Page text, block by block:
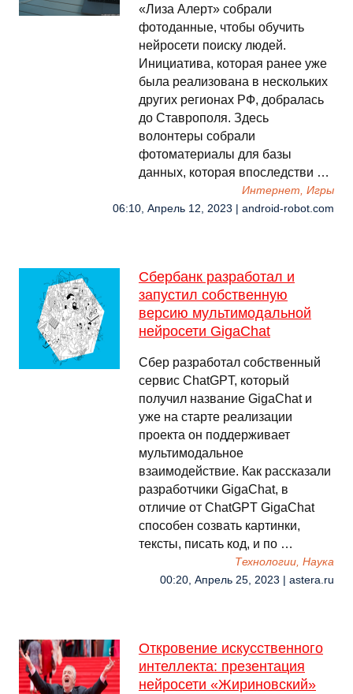
«Лиза Алерт» собрали
фотоданные, чтобы обучить
нейросети поиску людей.
Инициатива, которая ранее уже
была реализована в нескольких
других регионах РФ, добралась
до Ставрополя. Здесь
волонтеры собрали
фотоматериалы для базы
данных, которая впоследстви …
Интернет, Игры
06:10, Апрель 12, 2023 | android-robot.com
Сбербанк разработал и
запустил собственную
версию мультимодальной
нейросети GigaChat
Сбер разработал собственный
сервис ChatGPT, который
получил название GigaChat и
уже на старте реализации
проекта он поддерживает
мультимодальное
взаимодействие. Как рассказали
разработчики GigaChat, в
отличие от ChatGPT GigaChat
способен созвать картинки,
тексты, писать код, и по …
Технологии, Наука
00:20, Апрель 25, 2023 | astera.ru
Откровение искусственного
интеллекта: презентация
нейросети «Жириновский»